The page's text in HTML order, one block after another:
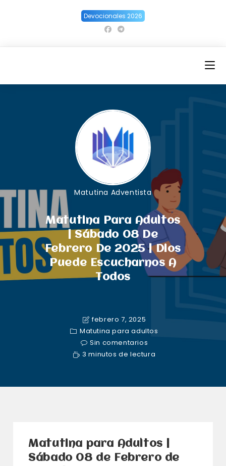
Devocionales 2026
Matutina Adventista
Matutina Para Adultos
| Sábado 08 De
Febrero De 2025 | Dios
Puede Escucharnos A
Todos
febrero 7, 2025
Matutina para adultos
Sin comentarios
3 minutos de lectura
Matutina para Adultos |
Sábado 08 de Febrero de